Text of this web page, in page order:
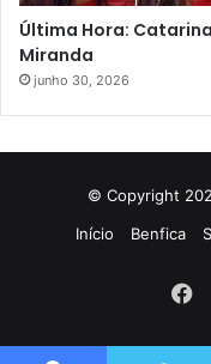
Última Hora: Catarina
Miranda
junho 30, 2026
© Copyright
Início
Benfica